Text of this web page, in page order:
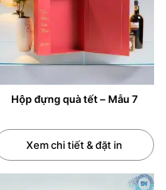
Hộp đựng quà tết – Mẫu 7
Xem chi tiết & đặt in